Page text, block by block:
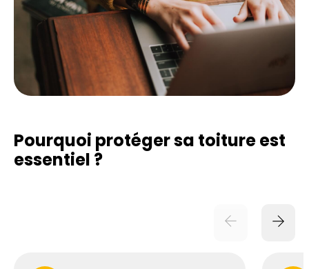
Pourquoi protéger sa toiture est
essentiel ?